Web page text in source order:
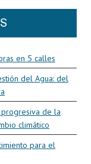
en 5 calles
del Agua: del
de la
climático
para el